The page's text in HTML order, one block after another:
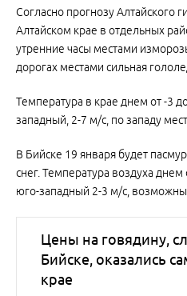
Согласно прогнозу Алтайского
Алтайском крае в отдельных
утренние часы местами
дорогах местами сильная
Температура в крае днем от -3
западный, 2-7 м/с, по западу
В Бийске 19 января будет
снег. Температура воздуха днем
юго-западный 2-3 м/с,
Цены на говядину,
Бийске, оказались
крае